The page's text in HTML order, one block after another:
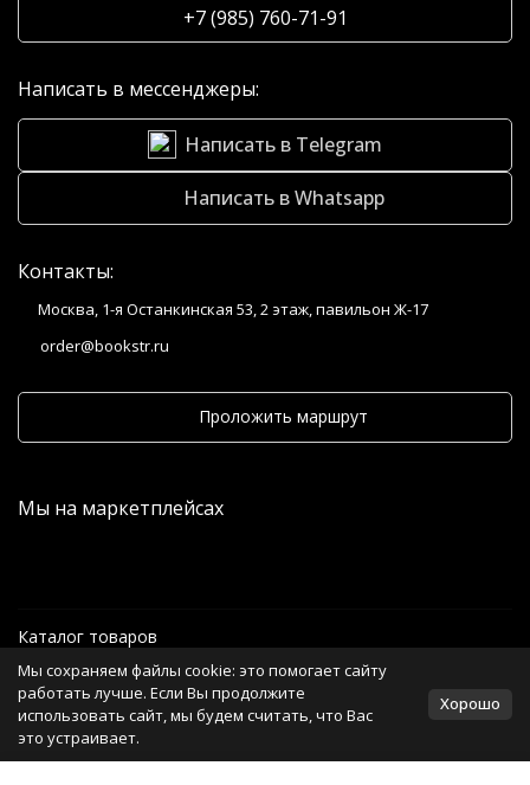
+7 (985) 760-71-91
Написать в мессенджеры:
Написать в Telegram
Написать в Whatsapp
Контакты:
Москва, 1-я Останкинская 53, 2 этаж, павильон Ж-17
order@bookstr.ru
Проложить маршрут
Мы на маркетплейсах
Каталог товаров
Информация
Политика персональных данных
Мы сохраняем файлы cookie: это помогает сайту
работать лучше. Если Вы продолжите
использовать сайт, мы будем считать, что Вас
это устраивает.
Хорошо